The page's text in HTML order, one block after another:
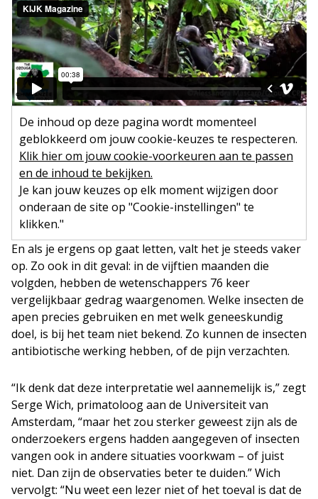
De inhoud op deze pagina wordt momenteel
geblokkeerd om jouw cookie-keuzes te respecteren.
Klik hier om jouw cookie-voorkeuren aan te passen
en de inhoud te bekijken.
Je kan jouw keuzes op elk moment wijzigen door
onderaan de site op "Cookie-instellingen" te
klikken."
En als je ergens op gaat letten, valt het je steeds vaker
op. Zo ook in dit geval: in de vijftien maanden die
volgden, hebben de wetenschappers 76 keer
vergelijkbaar gedrag waargenomen. Welke insecten de
apen precies gebruiken en met welk geneeskundig
doel, is bij het team niet bekend. Zo kunnen de insecten
antibiotische werking hebben, of de pijn verzachten.
“Ik denk dat deze interpretatie wel aannemelijk is,” zegt
Serge Wich, primatoloog aan de Universiteit van
Amsterdam, “maar het zou sterker geweest zijn als de
onderzoekers ergens hadden aangegeven of insecten
vangen ook in andere situaties voorkwam – of juist
niet. Dan zijn de observaties beter te duiden.” Wich
vervolgt: “Nu weet een lezer niet of het toeval is dat de